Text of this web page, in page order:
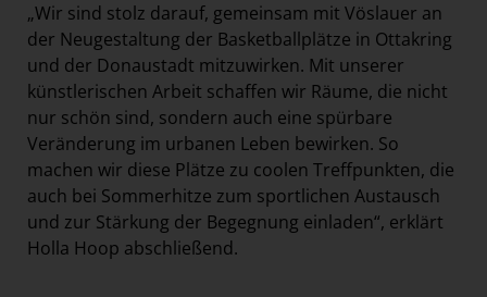
„Wir sind stolz darauf, gemeinsam mit Vöslauer an
der Neugestaltung der Basketballplätze in Ottakring
und der Donaustadt mitzuwirken. Mit unserer
künstlerischen Arbeit schaffen wir Räume, die nicht
nur schön sind, sondern auch eine spürbare
Veränderung im urbanen Leben bewirken. So
machen wir diese Plätze zu coolen Treffpunkten, die
auch bei Sommerhitze zum sportlichen Austausch
und zur Stärkung der Begegnung einladen“, erklärt
Holla Hoop abschließend.